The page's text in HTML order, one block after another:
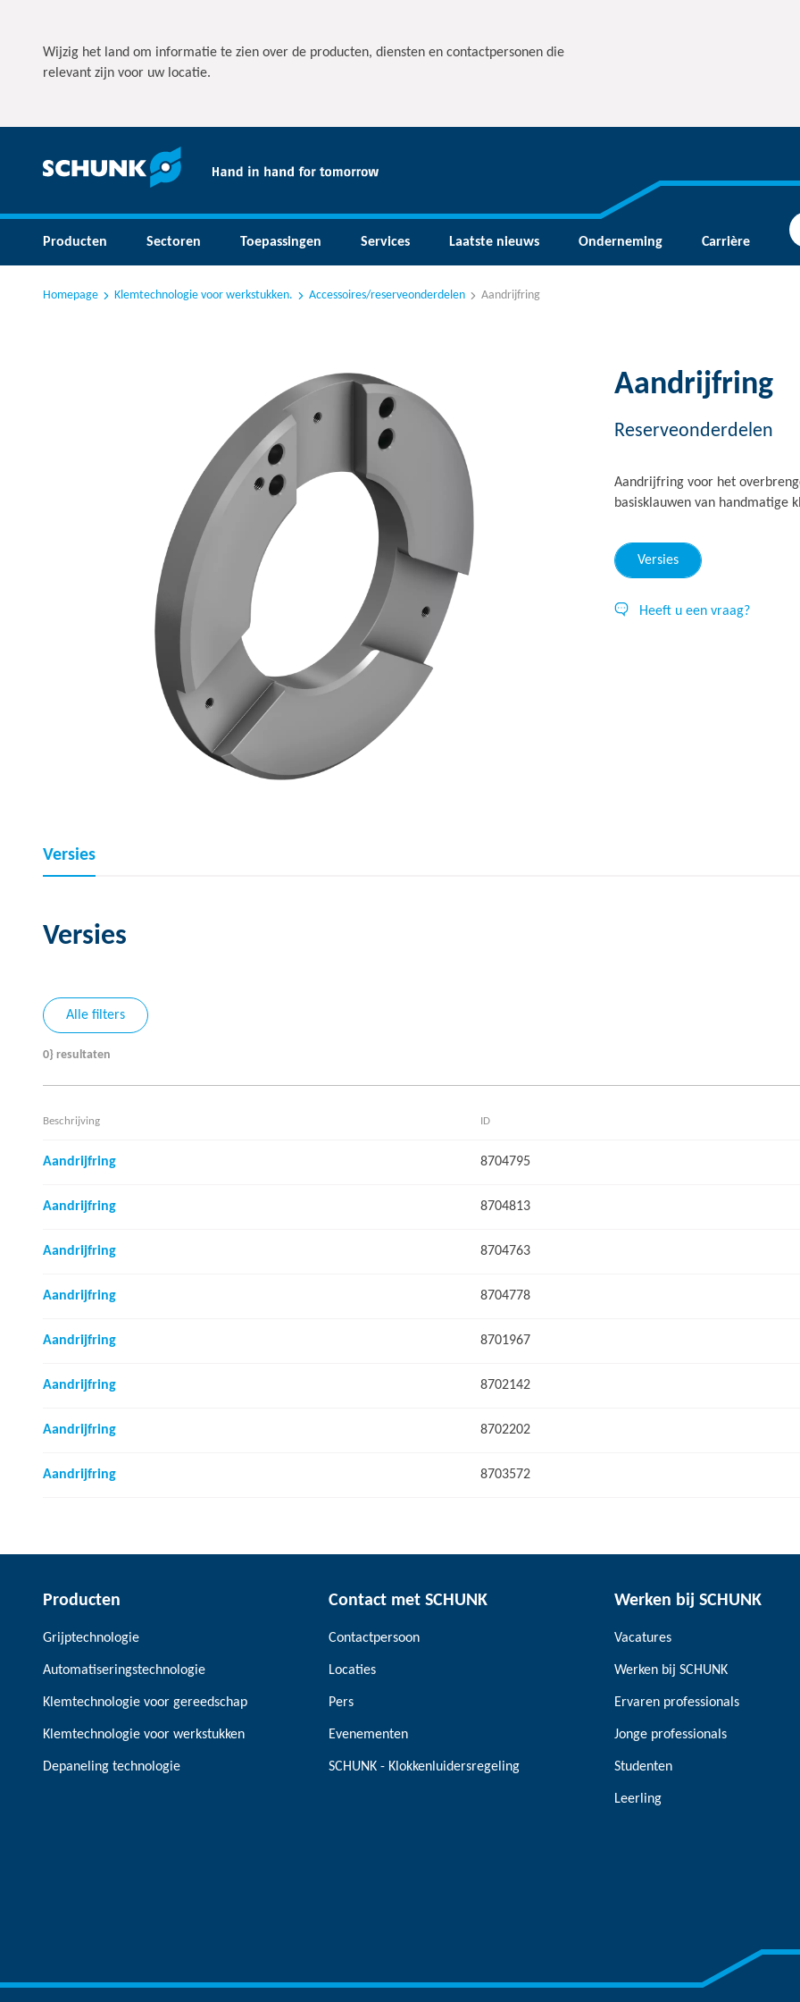
Wijzig het land om informatie te zien over de producten, diensten en contactpersonen die
relevant zijn voor uw locatie.
Producten Sectoren Toepassingen Services Laatste nieuws Onderneming Carrière
Homepage Klemtechnologie voor werkstukken. Accessoires/reserveonderdelen Aandrijfring
Aandrijfring
Reserveonderdelen
Aandrijfring voor het
basisklauwen van handmatige
Versies
Heeft u een vraag?
Versies
Versies
Alle filters
0} resultaten
Beschrijving ID
Aandrijfring 8704795
Aandrijfring 8704813
Aandrijfring 8704763
Aandrijfring 8704778
Aandrijfring 8701967
Aandrijfring 8702142
Aandrijfring 8702202
Aandrijfring 8703572
Producten
Grijptechnologie
Automatiseringstechnologie
Klemtechnologie voor gereedschap
Klemtechnologie voor werkstukken
Depaneling technologie
Contact met SCHUNK
Contactpersoon
Locaties
Pers
Evenementen
SCHUNK - Klokkenluidersregeling
Werken bij SCHUNK
Vacatures
Werken bij SCHUNK
Ervaren professionals
Jonge professionals
Studenten
Leerling